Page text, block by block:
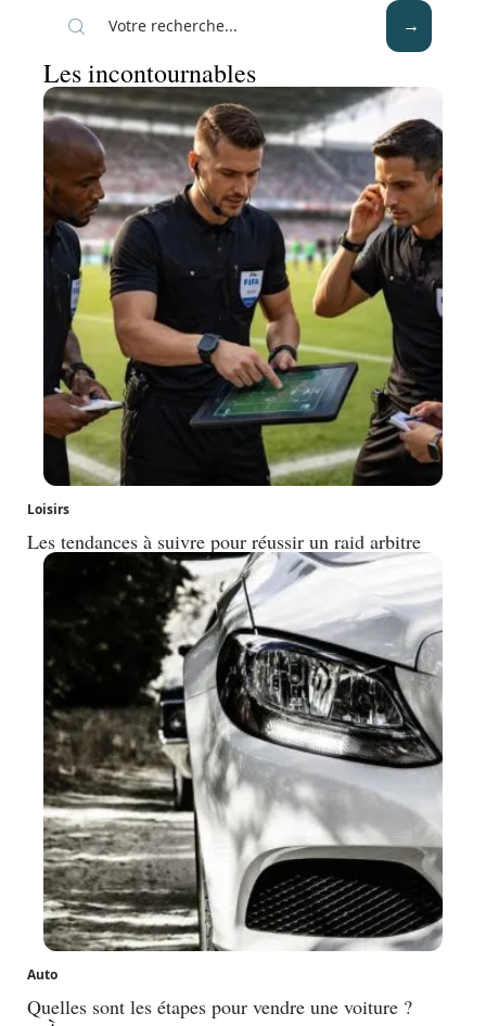
Les incontournables
Loisirs
Les tendances à suivre pour réussir un raid arbitre
Auto
Quelles sont les étapes pour vendre une voiture ?